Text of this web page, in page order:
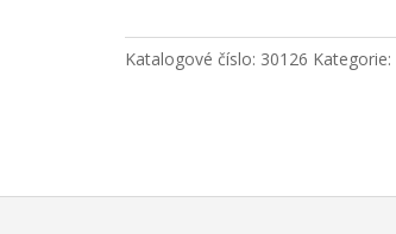
90
Katalogové číslo: 30126 Kategorie: